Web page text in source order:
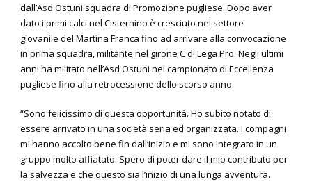
dall’Asd Ostuni squadra di Promozione pugliese. Dopo aver
dato i primi calci nel Cisternino è cresciuto nel settore
giovanile del Martina Franca fino ad arrivare alla convocazione
in prima squadra, militante nel girone C di Lega Pro. Negli ultimi
anni ha militato nell’Asd Ostuni nel campionato di Eccellenza
pugliese fino alla retrocessione dello scorso anno.
“Sono felicissimo di questa opportunità. Ho subito notato di
essere arrivato in una società seria ed organizzata. I compagni
mi hanno accolto bene fin dall’inizio e mi sono integrato in un
gruppo molto affiatato. Spero di poter dare il mio contributo per
la salvezza e che questo sia l’inizio di una lunga avventura.